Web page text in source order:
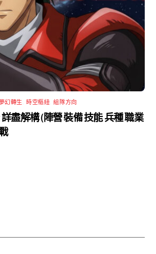
幻轉生 時空樞紐 ,組隊方向
盡解構 (陣營 裝備 技能 兵種 職業